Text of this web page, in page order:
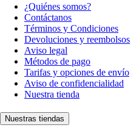
¿Quiénes somos?
Contáctanos
Términos y Condiciones
Devoluciones y reembolsos
Aviso legal
Métodos de pago
Tarifas y opciones de envío
Aviso de confidencialidad
Nuestra tienda
Nuestras tiendas